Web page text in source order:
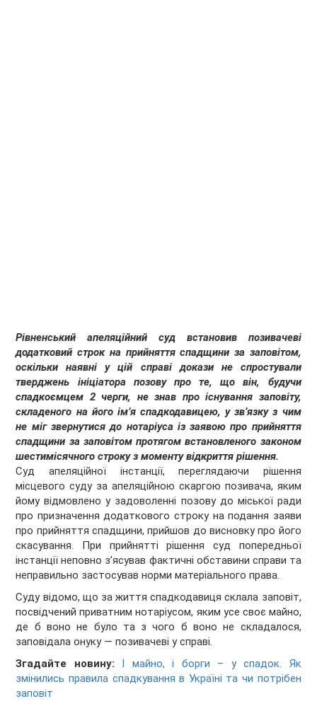
Рівненський апеляційний суд встановив позивачеві
додатковий строк на прийняття спадщини за заповітом,
оскільки наявні у цій справі докази не спростували
тверджень ініціатора позову про те, що він, будучи
спадкоємцем 2 черги, не знав про існування заповіту,
складеного на його ім’я спадкодавицею, у зв’язку з чим
не міг звернутися до нотаріуса із заявою про прийняття
спадщини за заповітом протягом встановленого законом
шестимісячного строку з моменту відкриття рішення.
Суд апеляційної інстанції, переглядаючи рішення
місцевого суду за апеляційною скаргою позивача, яким
йому відмовлено у задоволенні позову до міської ради
про призначення додаткового строку на подання заяви
про прийняття спадщини, прийшов до висновку про його
скасування. При прийнятті рішення суд попередньої
інстанції неповно з’ясував фактичні обставини справи та
неправильно застосував норми матеріального права.
Суду відомо, що за життя спадкодавиця склала заповіт,
посвідчений приватним нотаріусом, яким усе своє майно,
де б воно не було та з чого б воно не складалося,
заповідала онуку — позивачеві у справі.
Згадайте новину: І майно, і борги – у спадок. Як
змінились правила спадкування в Україні та чи потрібен
заповіт